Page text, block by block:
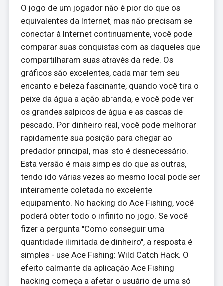
O jogo de um jogador não é pior do que os
equivalentes da Internet, mas não precisam se
conectar à Internet continuamente, você pode
comparar suas conquistas com as daqueles que
compartilharam suas através da rede. Os
gráficos são excelentes, cada mar tem seu
encanto e beleza fascinante, quando você tira o
peixe da água a ação abranda, e você pode ver
os grandes salpicos de água e as cascas de
pescado. Por dinheiro real, você pode melhorar
rapidamente sua posição para chegar ao
predador principal, mas isto é desnecessário.
Esta versão é mais simples do que as outras,
tendo ido várias vezes ao mesmo local pode ser
inteiramente coletada no excelente
equipamento. No hacking do Ace Fishing, você
poderá obter todo o infinito no jogo. Se você
fizer a pergunta "Como conseguir uma
quantidade ilimitada de dinheiro", a resposta é
simples - use Ace Fishing: Wild Catch Hack. O
efeito calmante da aplicação Ace Fishing
hacking começa a afetar o usuário de uma só